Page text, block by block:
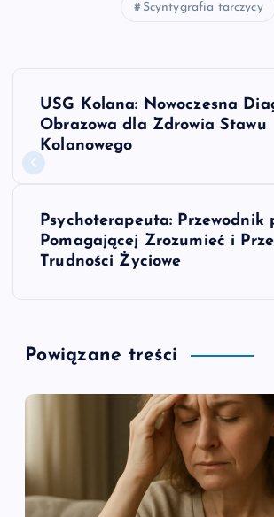
Scyntygrafia tarczycy
N
w
c
w
USG Kolana: Nowoczesna
Obrazowa dla Zdrowia Stawu
Kolanowego
Psychoterapeuta: Przewodnik
Pomagającej Zrozumieć i
Trudności Życiowe
Powiązane treści